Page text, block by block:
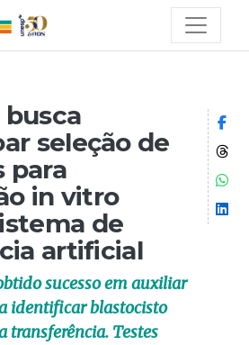
busca
seleção de
para
in vitro
de
artificial
sucesso em auxiliar
identificar blastocisto
transferência. Testes